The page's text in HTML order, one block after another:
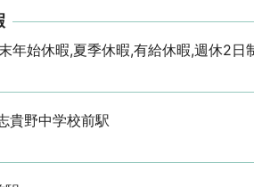
年始休暇,夏季休暇,有給休暇,週休2日
貴野中学校前駅